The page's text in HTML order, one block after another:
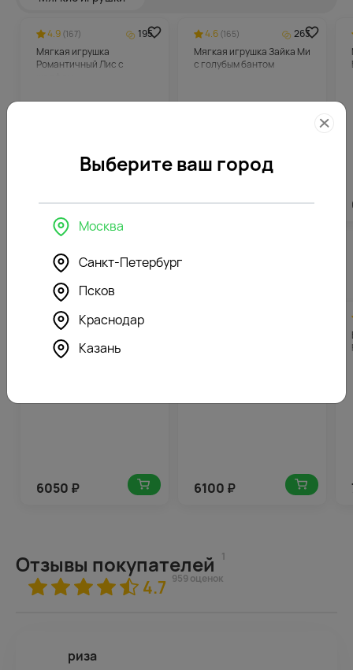
4.9 (167)
195
Мягкая игрушка
Романтичный Лис с
3896₽
4.6 (165)
263
Мягкая игрушка Зайка Ми
с голубым бантом
5247₽
Похожие товары
4.7(168)
303
пионов (Премиум) с
зеленью в упаковке
6050 ₽ 6100 ₽
Отзывы покупателей 1
4.7 959 оценок
риза
Выберите ваш город
Москва
Санкт-Петербург
Псков
Краснодар
Казань